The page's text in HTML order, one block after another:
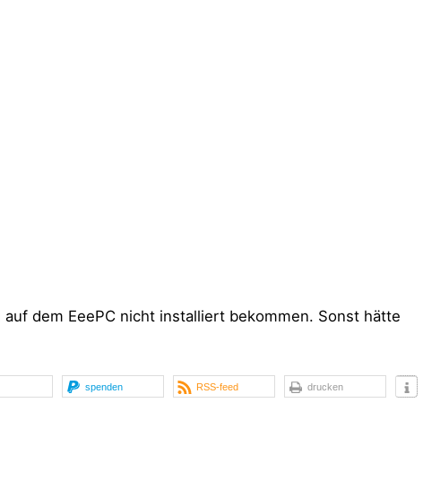
dem EeePC nicht installiert bekommen. Sonst hätte
spenden RSS-feed drucken